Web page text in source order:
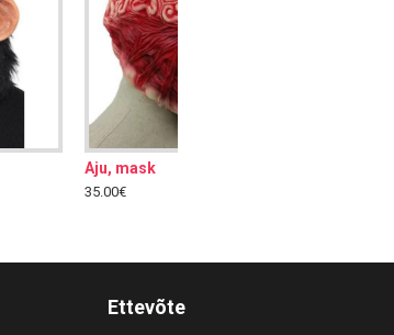
Annabelle mask
Ettevõte